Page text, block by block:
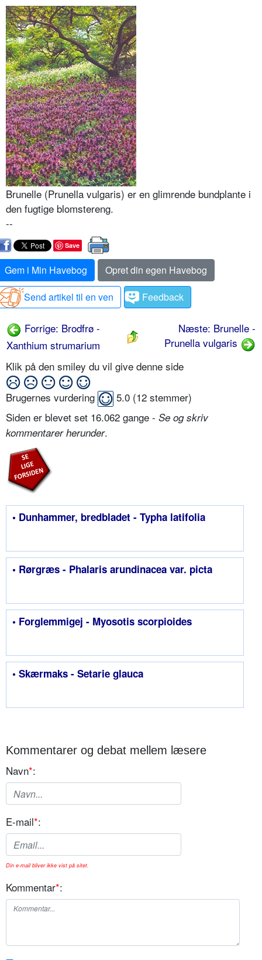
Brunelle (Prunella vulgaris) er en glimrende bundplante i
den fugtige blomstereng.
--
Save
Gem i Min Havebog
Opret din egen Havebog
Send artikel til en ven
Feedback
Forrige: Brodfrø -
Xanthium strumarium
Næste: Brunelle -
Prunella vulgaris
Klik på den smiley du vil give denne side
Brugernes vurdering 5.0 (12 stemmer)
Siden er blevet set 16.062 gange - Se og skriv
kommentarer herunder.
• Dunhammer, bredbladet - Typha latifolia
• Rørgræs - Phalaris arundinacea var. picta
• Forglemmigej - Myosotis scorpioides
• Skærmaks - Setarie glauca
Kommentarer og debat mellem læsere
Navn*:
E-mail*:
Din e-mail bliver ikke vist på sitet.
Kommentar*: